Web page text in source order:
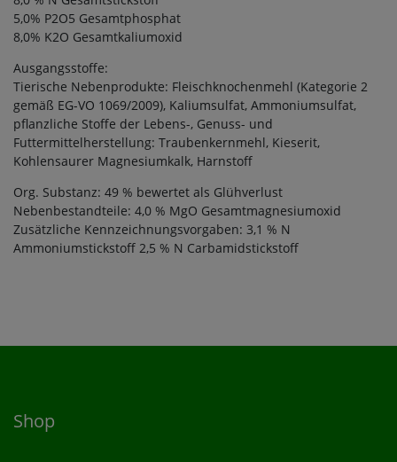
5,0% P2O5 Gesamtphosphat
8,0% K2O Gesamtkaliumoxid
Ausgangsstoffe:
Tierische Nebenprodukte: Fleischknochenmehl (Kategorie 2
gemäß EG-VO 1069/2009), Kaliumsulfat, Ammoniumsulfat,
pflanzliche Stoffe der Lebens-, Genuss- und
Futtermittelherstellung: Traubenkernmehl, Kieserit,
Kohlensaurer Magnesiumkalk, Harnstoff
Org. Substanz: 49 % bewertet als Glühverlust
Nebenbestandteile: 4,0 % MgO Gesamtmagnesiumoxid
Zusätzliche Kennzeichnungsvorgaben: 3,1 % N
Ammoniumstickstoff 2,5 % N Carbamidstickstoff
Shop